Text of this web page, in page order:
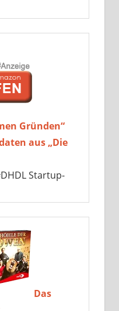
Gründen“
aus „Die
Startup-
Das